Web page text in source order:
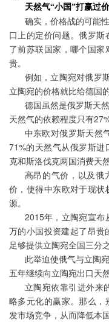
天然气“小国”打赢过
确实，价格战的可能
口上的定价问题。俄罗
了前苏联国家，哪个国
贵。
例如，立陶宛对俄罗
立陶宛的价格就比给德国
德国虽然是俄罗斯天
天然气的依赖程度只有27%
中东欧对俄罗斯天然
71%的天然气从俄罗斯
克和斯洛伐克两国消费天
高昂的气价，以及俄
价，使得中东欧对于现
源。
2015年，立陶宛宣布
万的小国投资建起了昂贵
足够提供立陶宛全国三分
此举迫使俄气与立陶
五年继续向立陶宛出口天然
立陶宛依靠引进外来
略多元化的赢家。那么，
发市场竞争，从而降低本